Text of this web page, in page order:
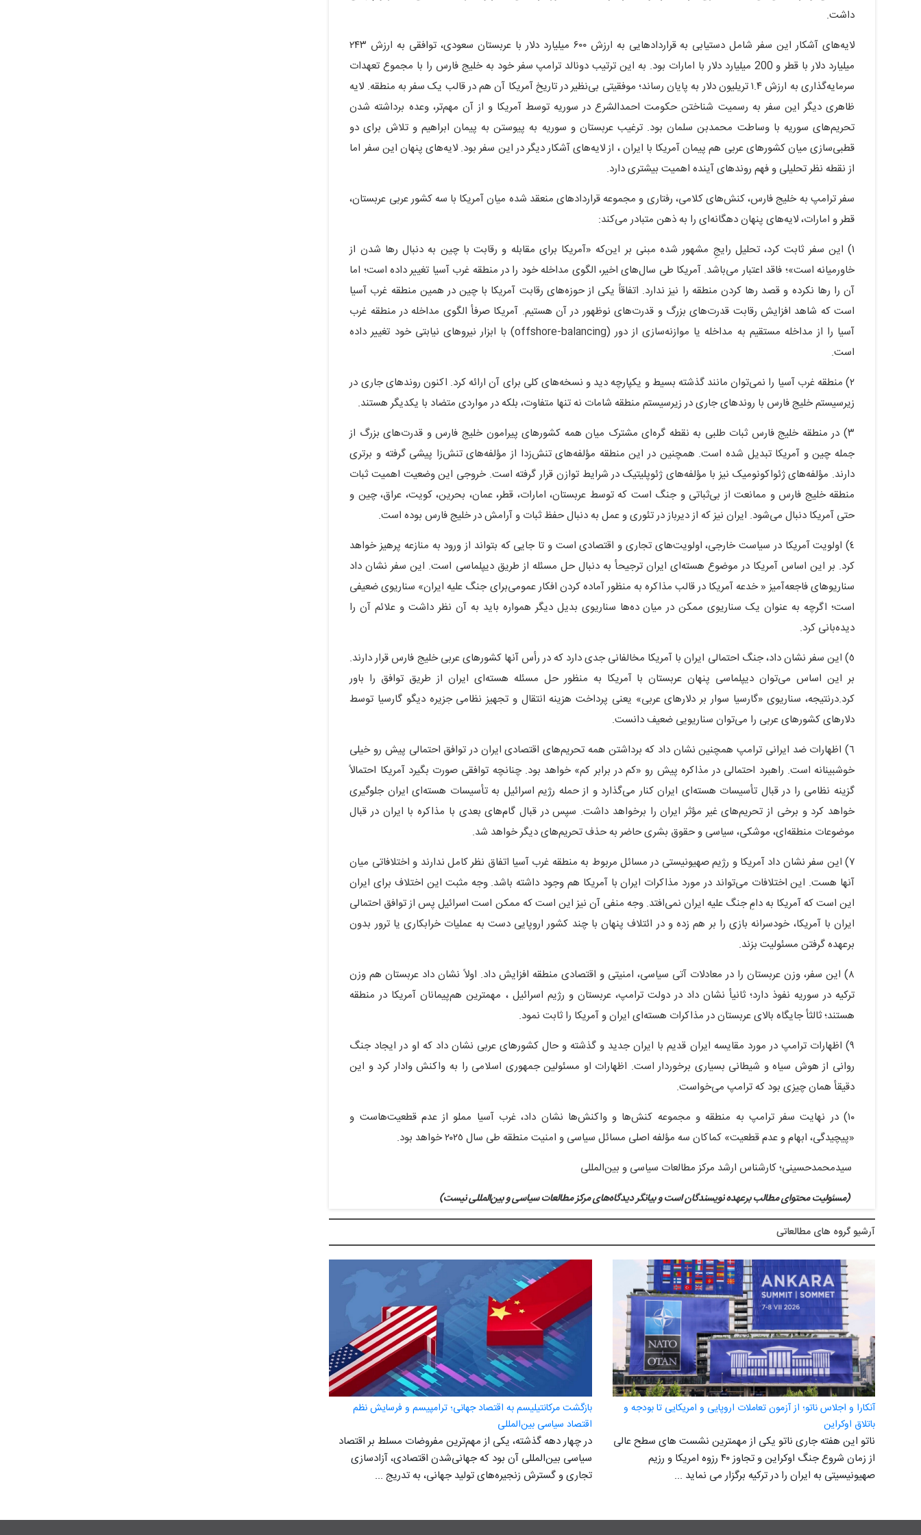
داشت.
لایه‌های آشکار این سفر شامل دستیابی به قراردادهایی به ارزش ۶۰۰ میلیارد دلار با عربستان سعودی، توافقی به ارزش ۲۴۳
میلیارد دلار با قطر و 200 میلیارد دلار با امارات بود. به این ترتیب دونالد ترامپ سفر خود به خلیج فارس را با مجموع تعهدات
سرمایه‌گذاری به ارزش ۱.۴ تریلیون دلار به پایان رساند؛ موفقیتی بی‌نظیر در تاریخ آمریکا آن هم در قالب یک سفر به منطقه. لایه
ظاهری دیگر این سفر به رسمیت شناختن حکومت احمدالشرع در سوریه توسط آمریکا و از آن مهم‌تر، وعده برداشته شدن
تحریم‌های سوریه با وساطت محمدبن سلمان بود. ترغیب عربستان و سوریه به پیوستن به پیمان ابراهیم و تلاش برای دو
قطبی‌سازی میان کشورهای عربی هم پیمان آمریکا با ایران ، از لایه‌های آشکار دیگر در این سفر بود. لایه‌های پنهان این سفر اما
از نقطه نظر تحلیلی و فهم روندهای آینده اهمیت بیشتری دارد.
سفر ترامپ به خلیج فارس، کنش‌های کلامی، رفتاری و مجموعه قراردادهای منعقد شده میان آمریکا با سه کشور عربی عربستان،
قطر و امارات، لایه‌های پنهان دهگانه‌ای را به ذهن متبادر می‌کند:
١) این سفر ثابت کرد، تحلیل رایجِ مشهور شده مبنی بر این‌که «آمریکا برای مقابله و رقابت با چین به دنبال رها شدن از
خاورمیانه است»؛ فاقد اعتبار می‌باشد. آمریکا طی سال‌های اخیر، الگوی مداخله خود را در منطقه غرب آسیا تغییر داده است؛ اما
آن را رها نکرده و قصد رها کردن منطقه را نیز ندارد. اتفاقاً یکی از حوزه‌های رقابت آمریکا با چین در همین منطقه غرب آسیا
است که شاهد افزایش رقابت قدرت‌های بزرگ و قدرت‌های نوظهور در آن هستیم. آمریکا صرفأ الگوی مداخله در منطقه غرب
آسیا را از مداخله مستقیم به مداخله یا موازنه‌سازی از دور (offshore-balancing) با ابزار نیروهای نیابتی خود تغییر داده
است.
٢) منطقه غرب آسیا را نمی‌توان مانند گذشته بسیط و یکپارچه دید و نسخه‌های کلی برای آن ارائه کرد. اکنون روندهای جاری در
زیرسیستم خلیج فارس با روندهای جاری در زیرسیستم منطقه شامات نه تنها متفاوت، بلکه در مواردی متضاد با یکدیگر هستند.
٣) در منطقه خلیج فارس ثبات طلبی به نقطه گره‌ای مشترک میان همه کشورهای پیرامون خلیج فارس و قدرت‌های بزرگ از
جمله چین و آمریکا تبدیل شده است. همچنین در این منطقه مؤلفه‌های تنش‌زدا از مؤلفه‌های تنش‌زا پیشی گرفته و برتری
دارند. مؤلفه‌های ژئواکونومیک نیز با مؤلفه‌های ژئوپلیتیک در شرایط توازن قرار گرفته است. خروجی این وضعیت اهمیت ثبات
منطقه خلیج فارس و ممانعت از بی‌ثباتی و جنگ است که توسط عربستان، امارات، قطر، عمان، بحرین، کویت، عراق، چین و
حتی آمریکا دنبال می‌شود. ایران نیز که از دیرباز در تئوری و عمل به دنبال حفظ ثبات و آرامش در خلیج فارس بوده است.
٤) اولویت آمریکا در سیاست خارجی، اولویت‌های تجاری و اقتصادی است و تا جایی که بتواند از ورود به منازعه پرهیز خواهد
کرد. بر این اساس آمریکا در موضوع هسته‌ای ایران ترجیحأ به دنبال حل مسئله از طریق دیپلماسی است. این سفر نشان داد
سناریوهای فاجعه‌آمیز « خدعه آمریکا در قالب مذاکره به منظور آماده کردن افکار عمومی‌برای جنگ علیه ایران» سناریوی ضعیفی
است؛ اگرچه به عنوان یک سناریوی ممکن در میان ده‌ها سناریوی بدیل دیگر همواره باید به آن نظر داشت و علائم آن را
دیده‌بانی کرد.
٥) این سفر نشان داد، جنگ احتمالی ایران با آمریکا مخالفانی جدی دارد که در رأس آنها کشورهای عربی خلیج فارس قرار دارند.
بر این اساس می‌توان دیپلماسی پنهان عربستان با آمریکا به منظور حل مسئله هسته‌ای ایران از طریق توافق را باور
کرد.درنتیجه، سناریوی «گارسیا سوار بر دلارهای عربی» یعنی پرداخت هزینه انتقال و تجهیز نظامی جزیره دیگو گارسیا توسط
دلارهای کشورهای عربی را می‌توان سناریویی ضعیف دانست.
٦) اظهارات ضد ایرانی ترامپ همچنین نشان داد که برداشتن همه تحریم‌های اقتصادی ایران در توافق احتمالی پیش رو خیلی
خوشبینانه است. راهبرد احتمالی در مذاکره پیش رو «کم در برابر کم» خواهد بود. چنانچه توافقی صورت بگیرد آمریکا احتمالاً
گزینه نظامی را در قبال تأسیسات هسته‌ای ایران کنار می‌گذارد و از حمله رژیم اسرائیل به تأسیسات هسته‌ای ایران جلوگیری
خواهد کرد و برخی از تحریم‌های غیر مؤثر ایران را برخواهد داشت. سپس در قبال گام‌های بعدی با مذاکره با ایران در قبال
موضوعات منطقه‌ای، موشکی، سیاسی و حقوق بشری حاضر به حذف تحریم‌های دیگر خواهد شد.
٧) این سفر نشان داد آمریکا و رژیم صهیونیستی در مسائل مربوط به منطقه غرب آسیا اتفاق نظر کامل ندارند و اختلافاتی میان
آنها هست. این اختلافات می‌تواند در مورد مذاکرات ایران با آمریکا هم وجود داشته باشد. وجه مثبت این اختلاف برای ایران
این است که آمریکا به دامِ جنگ علیه ایران نمی‌افتد. وجه منفی آن نیز این است که ممکن است اسرائیل پس از توافق احتمالی
ایران با آمریکا، خودسرانه بازی را بر هم زده و در ائتلاف پنهان با چند کشور اروپایی دست به عملیات خرابکاری یا ترور بدون
برعهده گرفتن مسئولیت بزند.
٨) این سفر، وزن عربستان را در معادلات آتی سیاسی، امنیتی و اقتصادی منطقه افزایش داد. اولاً نشان داد عربستان هم وزن
ترکیه در سوریه نفوذ دارد؛ ثانیأ نشان داد در دولت ترامپ، عربستان و رژیم اسرائیل ، مهمترین هم‌پیمانان آمریکا در منطقه
هستند؛ ثالثأ جایگاه بالای عربستان در مذاکرات هسته‌ای ایران و آمریکا را ثابت نمود.
٩) اظهارات ترامپ در مورد مقایسه ایران قدیم با ایران جدید و گذشته و حال کشورهای عربی نشان داد که او در ایجاد جنگ
روانی از هوش سیاه و شیطانی بسیاری برخوردار است. اظهارات او مسئولین جمهوری اسلامی را به واکنش وادار کرد و این
دقیقأ همان چیزی بود که ترامپ می‌خواست.
١٠) در نهایت سفر ترامپ به منطقه و مجموعه کنش‌ها و واکنش‌ها نشان داد، غرب آسیا مملو از عدم قطعیت‌هاست و
«پیچیدگی، ابهام و عدم قطعیت» کماکان سه مؤلفه اصلی مسائل سیاسی و امنیت منطقه طی سال ٢٠٢٥ خواهد بود.
سیدمحمدحسینی؛ کارشناس ارشد مرکز مطالعات سیاسی و بین‌المللی
(مسئولیت محتوای مطالب برعهده نویسندگان است و بیانگر دیدگاه‌های مرکز مطالعات سیاسی و بین‌المللی نیست)
آرشيو گروه های مطالعاتی
آنکارا و اجلاس ناتو؛ از آزمون تعاملات اروپایی و امریکایی تا بودجه و
باتلاق اوکراین
ناتو این هفته جاری ناتو یکی از مهمترین نشست های سطح عالی
از زمان شروع جنگ اوکراین و تجاوز ۴۰ رزوه امریکا و رزیم
صهیونیسیتی به ایران را در ترکیه برگزار می نماید ...
بازگشت مرکانتیلیسم به اقتصاد جهانی؛ ترامپیسم و فرسایش نظم
اقتصاد سیاسی بین‌المللی
در چهار دهه گذشته، یکی از مهم‌ترین مفروضات مسلط بر اقتصاد
سیاسی بین‌المللی آن بود که جهانی‌شدن اقتصادی، آزادسازی
تجاری و گسترش زنجیره‌های تولید جهانی، به تدریج ...